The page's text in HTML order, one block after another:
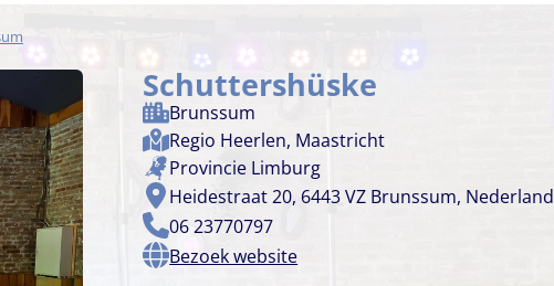
Schuttershüske
Brunssum
Regio Heerlen, Maastricht
Provincie Limburg
Heidestraat 20, 6443 VZ Brunssum, Nederland
06 23770797
Bezoek website